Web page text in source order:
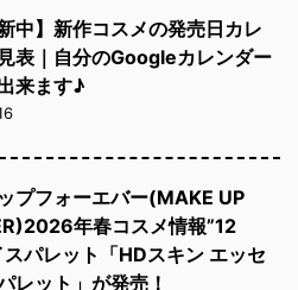
新中】新作コスメの発売日カレ
表｜自分のGoogleカレンダー
来ます♪
プフォーエバー(MAKE UP
年春コスメ情報”12
スパレット「HDスキン エッセ
レット」が発売！